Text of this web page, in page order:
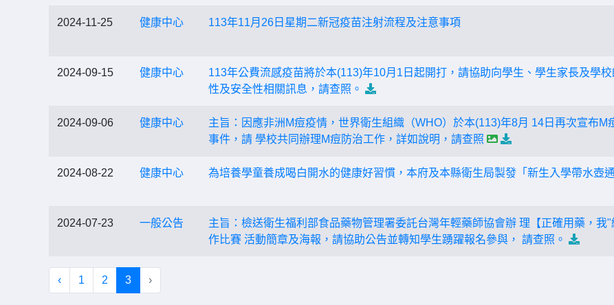
2024-11-25 健康中心 113年11月26日星期二新冠疫苗注射流程及注意事項
2024-09-15 健康中心
113年公費流感疫苗將於本(113)年10月1日起開打，請協助向學生、學生家長及學
性及安全性相關訊息，請查照。
2024-09-06 健康中心
主旨：因應非洲M痘疫情，世界衛生組織（WHO）於本(113)年8月 14日再次宣布M
事件，請 學校共同辦理M痘防治工作，詳如說明，請查照
2024-08-22 健康中心 為培養學童養成喝白開水的健康好習慣，本府及本縣衛生局製發「新生入學帶水壺通
2024-07-23 一般公告
主旨：檢送衛生福利部食品藥物管理署委託台灣年輕藥師協會辦 理【正確用藥，我
作比賽 活動簡章及海報，請協助公告並轉知學生踴躍報名參與， 請查照。
‹ 1 2 3 ›